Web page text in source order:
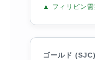
▲ フィリピン需
ゴールド (SJC)